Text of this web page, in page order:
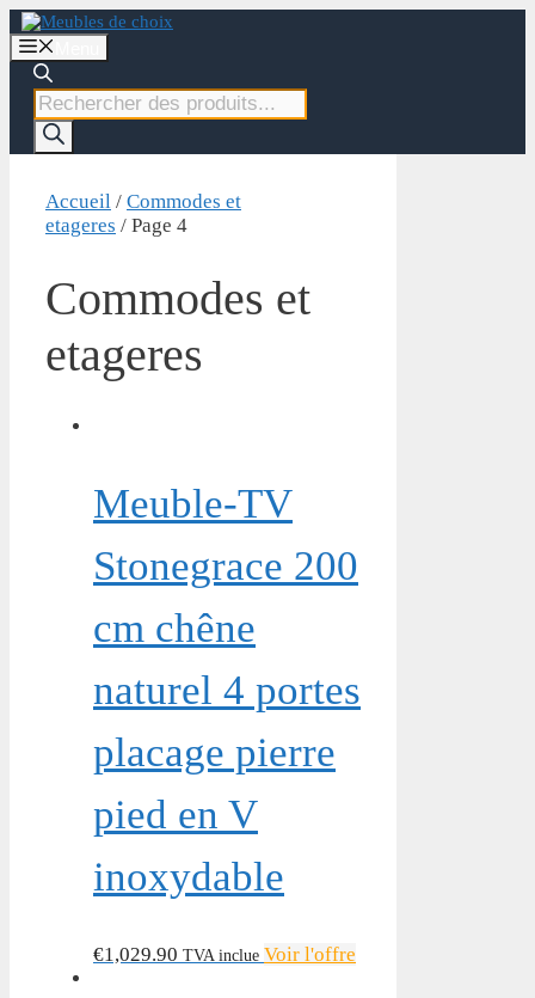
Aller
au
contenu
Recherche
de
produits
Accueil / Commodes et
etageres / Page 4
Commodes et
etageres
Meuble-TV
Stonegrace 200
cm chêne
naturel 4 portes
placage pierre
pied en V
inoxydable
€1,029.90 TVA inclue Voir l'offre